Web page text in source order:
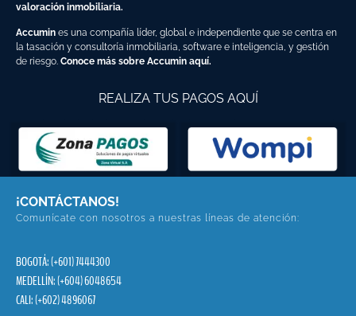
valoración inmobiliaria.
Accumin es una compañía líder, global e independiente que se centra en
la tasación y consultoría inmobiliaria, software e inteligencia, y gestión
de riesgo. Conoce más sobre Accumin aquí.
REALIZA TUS PAGOS AQUÍ
¡CONTÁCTANOS!
Comunícate con nosotros a nuestras líneas de atención:
BOGOTÁ: (+601) 7444300
MEDELLÍN: (+604) 6048654
CALI: (+602) 4896067